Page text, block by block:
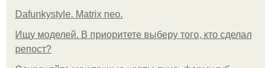
Dafunkystyle. Matrix neo.
Ищу моделей. В приоритете выберу того, кто сделал
репост?